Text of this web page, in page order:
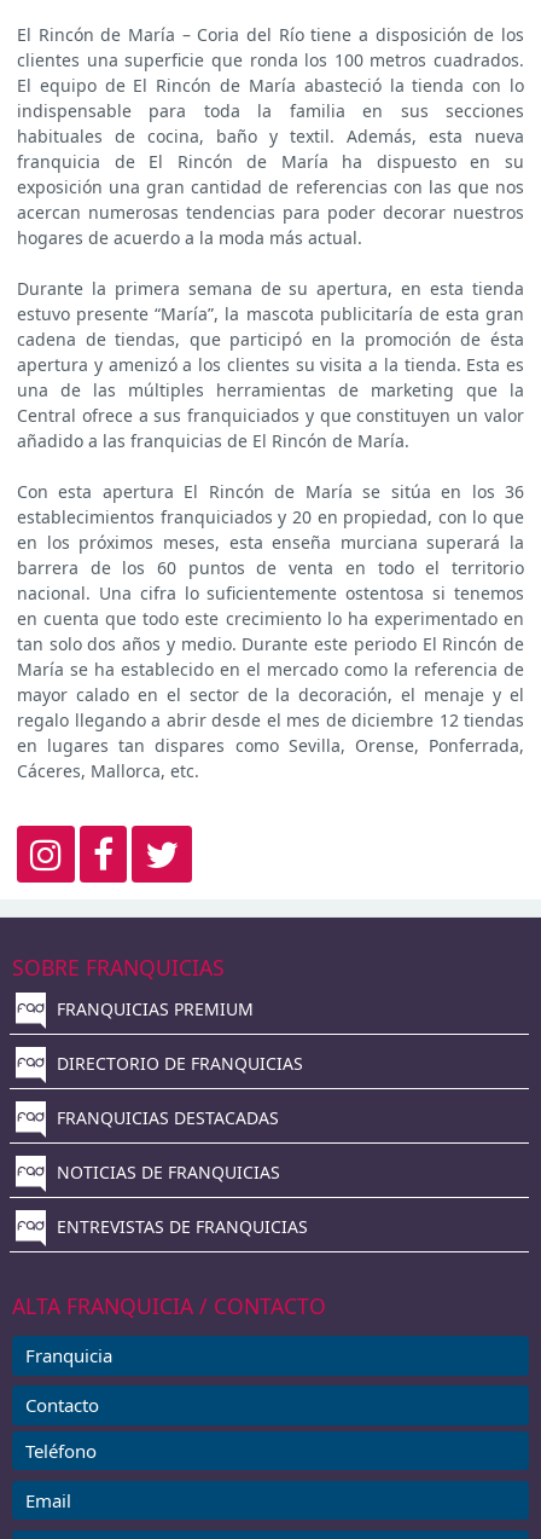
El Rincón de María – Coria del Río tiene a disposición de los
clientes una superficie que ronda los 100 metros cuadrados.
El equipo de El Rincón de María abasteció la tienda con lo
indispensable para toda la familia en sus secciones
habituales de cocina, baño y textil. Además, esta nueva
franquicia de El Rincón de María ha dispuesto en su
exposición una gran cantidad de referencias con las que nos
acercan numerosas tendencias para poder decorar nuestros
hogares de acuerdo a la moda más actual.
Durante la primera semana de su apertura, en esta tienda
estuvo presente “María”, la mascota publicitaría de esta gran
cadena de tiendas, que participó en la promoción de ésta
apertura y amenizó a los clientes su visita a la tienda. Esta es
una de las múltiples herramientas de marketing que la
Central ofrece a sus franquiciados y que constituyen un valor
añadido a las franquicias de El Rincón de María.
Con esta apertura El Rincón de María se sitúa en los 36
establecimientos franquiciados y 20 en propiedad, con lo que
en los próximos meses, esta enseña murciana superará la
barrera de los 60 puntos de venta en todo el territorio
nacional. Una cifra lo suficientemente ostentosa si tenemos
en cuenta que todo este crecimiento lo ha experimentado en
tan solo dos años y medio. Durante este periodo El Rincón de
María se ha establecido en el mercado como la referencia de
mayor calado en el sector de la decoración, el menaje y el
regalo llegando a abrir desde el mes de diciembre 12 tiendas
en lugares tan dispares como Sevilla, Orense, Ponferrada,
Cáceres, Mallorca, etc.
SOBRE FRANQUICIAS
FRANQUICIAS PREMIUM
DIRECTORIO DE FRANQUICIAS
FRANQUICIAS DESTACADAS
NOTICIAS DE FRANQUICIAS
ENTREVISTAS DE FRANQUICIAS
ALTA FRANQUICIA / CONTACTO